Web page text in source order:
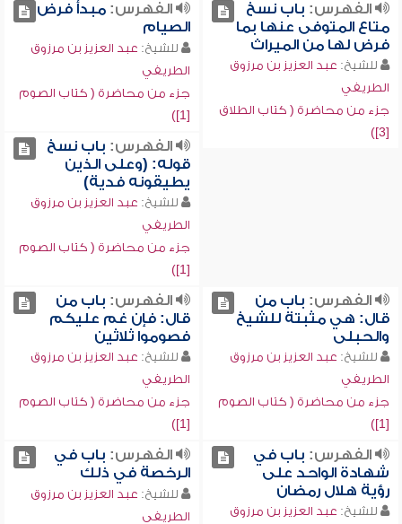
الفهرس: باب نسخ
متاع المتوفى عنها بما
فرض لها من الميراث
للشيخ: عبد العزيز بن مرزوق
الطريفي
جزء من محاضرة ( كتاب الطلاق
[3])
الفهرس:مبدأ فرض
الصيام
للشيخ: عبد العزيز بن مرزوق
الطريفي
جزء من محاضرة ( كتاب الصوم
[1])
الفهرس: باب نسخ
قوله: (وعلى الذين
يطيقونه فدية)
للشيخ: عبد العزيز بن مرزوق
الطريفي
جزء من محاضرة ( كتاب الصوم
[1])
الفهرس: باب من
قال: هي مثبتة للشيخ
والحبلى
للشيخ: عبد العزيز بن مرزوق
الطريفي
جزء من محاضرة ( كتاب الصوم
[1])
الفهرس: باب من
قال: فإن غم عليكم
فصوموا ثلاثين
للشيخ: عبد العزيز بن مرزوق
الطريفي
جزء من محاضرة ( كتاب الصوم
[1])
الفهرس: باب في
شهادة الواحد على
رؤية هلال رمضان
للشيخ: عبد العزيز بن مرزوق
الفهرس: باب في
الرخصة في ذلك
للشيخ: عبد العزيز بن مرزوق
الطريفي